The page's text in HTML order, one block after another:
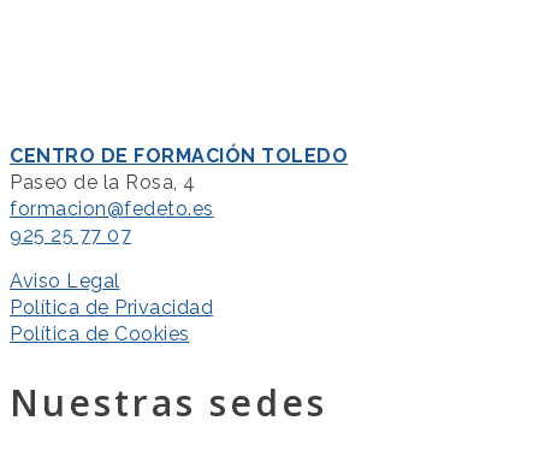
CENTRO DE FORMACIÓN TOLEDO
Paseo de la Rosa, 4
formacion@fedeto.es
925 25 77 07
Aviso Legal
Política de Privacidad
Política de Cookies
Nuestras sedes